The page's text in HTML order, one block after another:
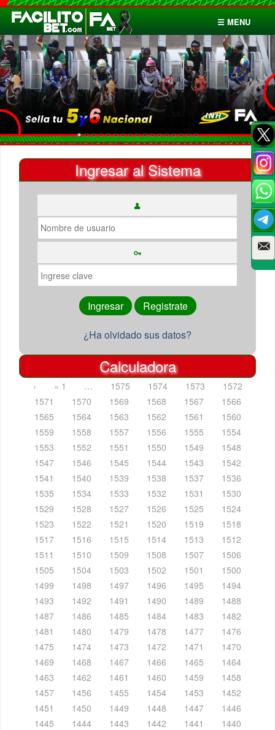
☰ MENU
Inicio
Apuestas
Cuentas
Ingresar al Sistema
¿Ha olvidado sus datos?
Calculadora
‹ « 1 … 1575 1574 1573
1572
1571
1570 1569 1568 1567
1566
1565
1564 1563 1562 1561
1560
1559
1558 1557 1556 1555
1554
1553
1552 1551 1550 1549
1548
1547
1546 1545 1544 1543
1542
1541
1540 1539 1538 1537
1536
1535
1534 1533 1532 1531
1530
1529
1528 1527 1526 1525
1524
1523
1522 1521 1520 1519
1518
1517
1516 1515 1514 1513
1512
1511
1510 1509 1508 1507
1506
1505
1504 1503 1502 1501
1500
1499
1498 1497 1496 1495
1494
1493
1492 1491 1490 1489
1488
1487
1486 1485 1484 1483
1482
1481
1480 1479 1478 1477
1476
1475
1474 1473 1472 1471
1470
1469
1468 1467 1466 1465
1464
1463
1462 1461 1460 1459
1458
1457
1456 1455 1454 1453
1452
1451
1450 1449 1448 1447
1446
1445
1444 1443 1442 1441
1440